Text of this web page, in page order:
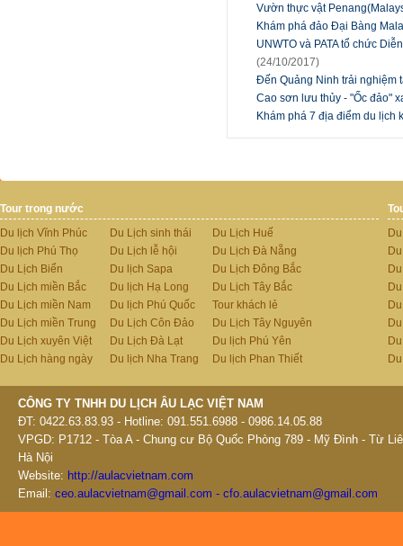
Vườn thực vật
Khám phá đảo Đại Bàng
UNWTO và PATA tổ chức
(24/10/2017)
Đến Quảng Ninh trải nghiệm
Cao sơn lưu thủy - "Ốc đảo"
Khám phá 7 địa điểm du lịch
Tour trong nước
Du lịch Vĩnh Phúc
Du lịch Phú Thọ
Du Lịch Biển
Du Lịch miền Bắc
Du Lịch miền Nam
Du Lịch miền Trung
Du Lịch xuyên Việt
Du Lịch hàng ngày
Du Lịch sinh thái
Du Lịch lễ hội
Du lịch Sapa
Du lịch Hạ Long
Du lịch Phú Quốc
Du Lịch Côn Đảo
Du Lịch Đà Lạt
Du lịch Nha Trang
Du Lịch Huế
Du Lịch Đà Nẵng
Du Lịch Đông Bắc
Du Lịch Tây Bắc
Tour khách lẻ
Du Lịch Tây Nguyên
Du lịch Phú Yên
Du lịch Phan Thiết
CÔNG TY TNHH DU LỊCH ÂU LẠC VIỆT NAM
ĐT: 0422.63.83.93 - Hotline: 091.551.6988 - 0986.14.05.88
VPGD: P1712 - Tòa A - Chung cư Bộ Quốc Phòng 789 - Mỹ Đình - Từ
Hà Nội
Website: http://aulacvietnam.com
Email: ceo.aulacvietnam@gmail.com - cfo.aulacvietnam@gmail.com